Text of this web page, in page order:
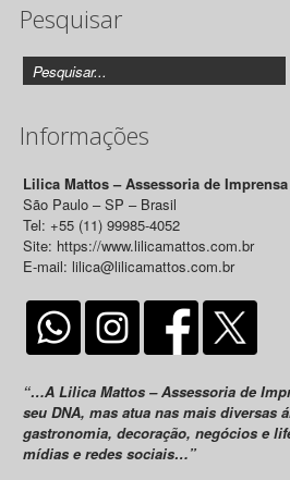
Releases
Pesquisar
Informações
Lilica Mattos – Assessoria de Imprensa
São Paulo – SP – Brasil
Tel: +55 (11) 99985-4052
Site: https://www.lilicamattos.com.br
E-mail: lilica@lilicamattos.com.br
“…A Lilica Mattos – Assessoria de
seu DNA, mas atua nas mais diversas
gastronomia, decoração, negócios e
mídias e redes sociais…”